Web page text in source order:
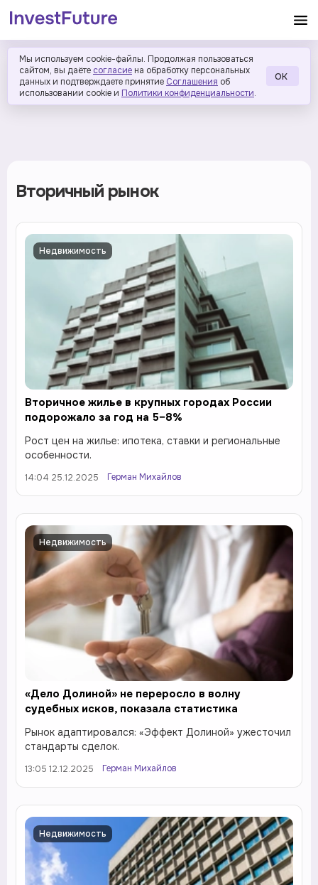
Мы используем cookie-файлы. Продолжая пользоваться
сайтом, вы даёте согласие на обработку персональных
данных и подтверждаете принятие Соглашения об
использовании cookie и Политики конфиденциальности.
ОК
Вторичный рынок
Недвижимость
Вторичное жилье в крупных городах России
подорожало за год на 5–8%
Рост цен на жилье: ипотека, ставки и региональные
особенности.
14:04 25.12.2025 Герман Михайлов
Недвижимость
«Дело Долиной» не переросло в волну
судебных исков, показала статистика
Рынок адаптировался: «Эффект Долиной» ужесточил
стандарты сделок.
13:05 12.12.2025 Герман Михайлов
Недвижимость